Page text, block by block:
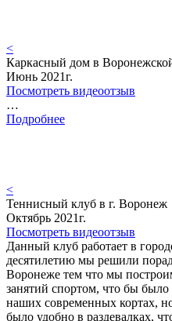
<
Каркасный дом в
Июнь 2021г.
Посмотреть видеоотзыв
…
Подробнее
<
Теннисный клуб в г. Воронеж
Октябрь 2021г.
Посмотреть видеоотзыв
Данный клуб работает в
десятилетию мы решили
Воронеже тем что мы
занятий спортом, что бы было
наших современных кортах,
было удобно в раздевалках,